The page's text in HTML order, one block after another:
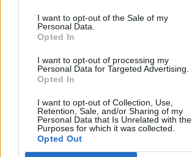
I want to opt-out of the Sale of my
Personal Data.
Opted In
I want to opt-out of processing my
Personal Data for Targeted Advertising.
Opted In
I want to opt-out of Collection, Use,
Retention, Sale, and/or Sharing of my
Personal Data that Is Unrelated with the
Purposes for which it was collected.
Opted Out